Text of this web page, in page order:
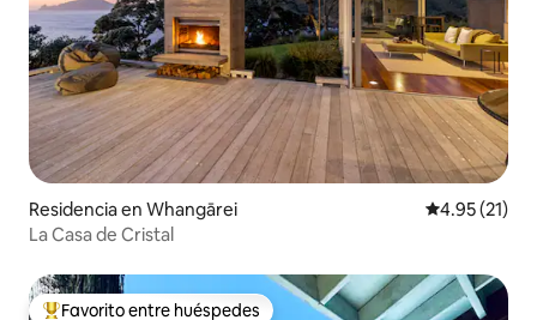
Residencia en Whangārei Calificación
4.95 (21)
La Casa de Cristal
Favorito entre huéspedes